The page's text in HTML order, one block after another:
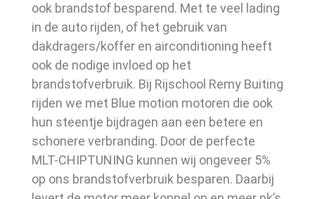
ook brandstof besparend. Met te veel lading
in de auto rijden, of het gebruik van
dakdragers/koffer en airconditioning heeft
ook de nodige invloed op het
brandstofverbruik. Bij Rijschool Remy Buiting
rijden we met Blue motion motoren die ook
hun steentje bijdragen aan een betere en
schonere verbranding. Door de perfecte
MLT-CHIPTUNING kunnen wij ongeveer 5%
op ons brandstofverbruik besparen. Daarbij